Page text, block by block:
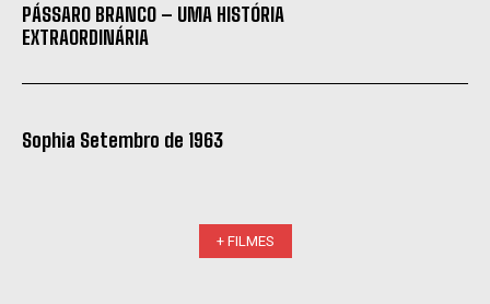
PÁSSARO BRANCO – UMA HISTÓRIA
EXTRAORDINÁRIA
Sophia Setembro de 1963
+ FILMES